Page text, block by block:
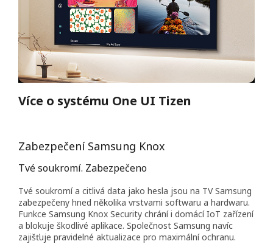
Více o systému One UI Tizen
Zabezpečení Samsung Knox
Tvé soukromí. Zabezpečeno
Tvé soukromí a citlivá data jako hesla jsou na TV Samsung
zabezpečeny hned několika vrstvami softwaru a hardwaru.
Funkce Samsung Knox Security chrání i domácí IoT zařízení
a blokuje škodlivé aplikace. Společnost Samsung navíc
zajišťuje pravidelné aktualizace pro maximální ochranu.